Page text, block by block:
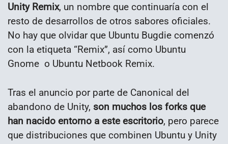
Unity Remix, un nombre que continuaría con el
resto de desarrollos de otros sabores oficiales.
No hay que olvidar que Ubuntu Bugdie comenzó
con la etiqueta “Remix”, así como Ubuntu
Gnome o Ubuntu Netbook Remix.
Tras el anuncio por parte de Canonical del
abandono de Unity, son muchos los forks que
han nacido entorno a este escritorio, pero parece
que distribuciones que combinen Ubuntu y Unity